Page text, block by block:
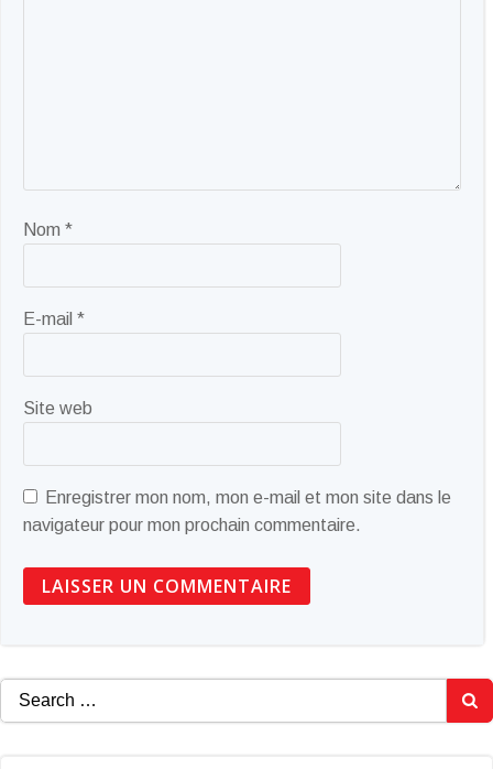
Nom *
E-mail *
Site web
Enregistrer mon nom, mon e-mail et mon site dans le
navigateur pour mon prochain commentaire.
Search
for: